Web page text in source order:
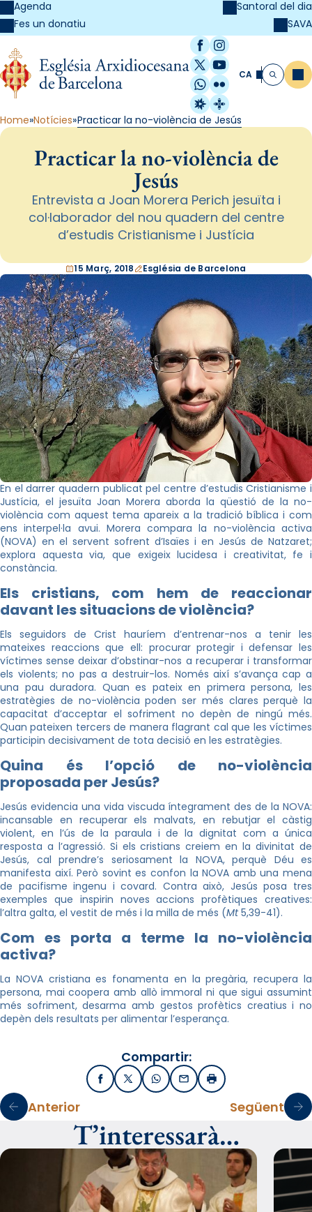
Agenda
Fes un donatiu
Santoral del dia
SAVA
Facebook
Instagram
X / Twitter
YouTube
WhatsApp
Flickr
Radio Estel
Catalunya
CA Cerca
Home Notícies Practicar la no-violència de Jesús
Practicar la no-violència de
Jesús
Entrevista a Joan Morera Perich jesuïta i
col·laborador del nou quadern del centre
d’estudis Cristianisme i Justícia
15 Març, 2018 Església de Barcelona
En el darrer quadern publicat pel centre d’estudis Cristianisme i
Justícia, el jesuïta Joan Morera aborda la qüestió de la no-
violència com aquest tema apareix a la tradició bíblica i com
ens interpel·la avui. Morera compara la no-violència activa
(NOVA) en el servent sofrent d’Isaïes i en Jesús de Natzaret;
explora aquesta via, que exigeix lucidesa i creativitat, fe i
constància.
Els cristians, com hem de reaccionar
davant les situacions de violència?
Els seguidors de Crist hauríem d’entrenar-nos a tenir les
mateixes reaccions que ell: procurar protegir i defensar les
víctimes sense deixar d’obstinar-nos a recuperar i transformar
els violents; no pas a destruir-los. Només així s’avança cap a
una pau duradora. Quan es pateix en primera persona, les
estratègies de no-violència poden ser més clares perquè la
capacitat d’acceptar el sofriment no depèn de ningú més.
Quan pateixen tercers de manera flagrant cal que les víctimes
participin decisivament de tota decisió en les estratègies.
Quina és l’opció de no-violència
proposada per Jesús?
Jesús evidencia una vida viscuda íntegrament des de la NOVA:
incansable en recuperar els malvats, en rebutjar el càstig
violent, en l’ús de la paraula i de la dignitat com a única
resposta a l’agressió. Si els cristians creiem en la divinitat de
Jesús, cal prendre’s seriosament la NOVA, perquè Déu es
manifesta així. Però sovint es confon la NOVA amb una mena
de pacifisme ingenu i covard. Contra això, Jesús posa tres
exemples que inspirin noves accions profètiques creatives:
l’altra galta, el vestit de més i la milla de més (Mt5,39-41).
Com es porta a terme la no-violència
activa?
La NOVA cristiana es fonamenta en la pregària, recupera la
persona, mai coopera amb allò immoral ni que sigui assumint
més sofriment, desarma amb gestos profètics creatius i no
depèn dels resultats per alimentar l’esperança.
Compartir:
FacebookX / TwitterWhatsApp
EmailImprimir
Anterior Següent
T’interessarà…